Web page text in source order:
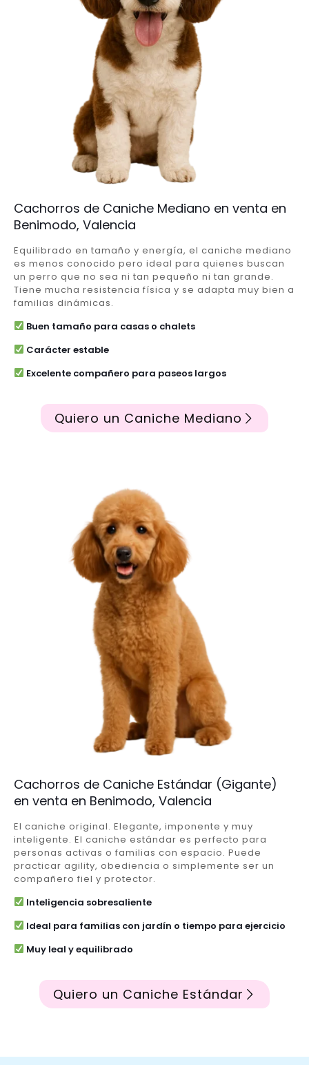
Cachorros de Caniche Mediano en venta en
Benimodo, Valencia
Equilibrado en tamaño y energía, el caniche mediano
es menos conocido pero ideal para quienes buscan
un perro que no sea ni tan pequeño ni tan grande.
Tiene mucha resistencia física y se adapta muy bien a
familias dinámicas.
Buen tamaño para casas o chalets
Carácter estable
Excelente compañero para paseos largos
Quiero un Caniche Mediano
Cachorros de Caniche Estándar (Gigante)
en venta en Benimodo, Valencia
El caniche original. Elegante, imponente y muy
inteligente. El caniche estándar es perfecto para
personas activas o familias con espacio. Puede
practicar agility, obediencia o simplemente ser un
compañero fiel y protector.
Inteligencia sobresaliente
Ideal para familias con jardín o tiempo para ejercicio
Muy leal y equilibrado
Quiero un Caniche Estándar